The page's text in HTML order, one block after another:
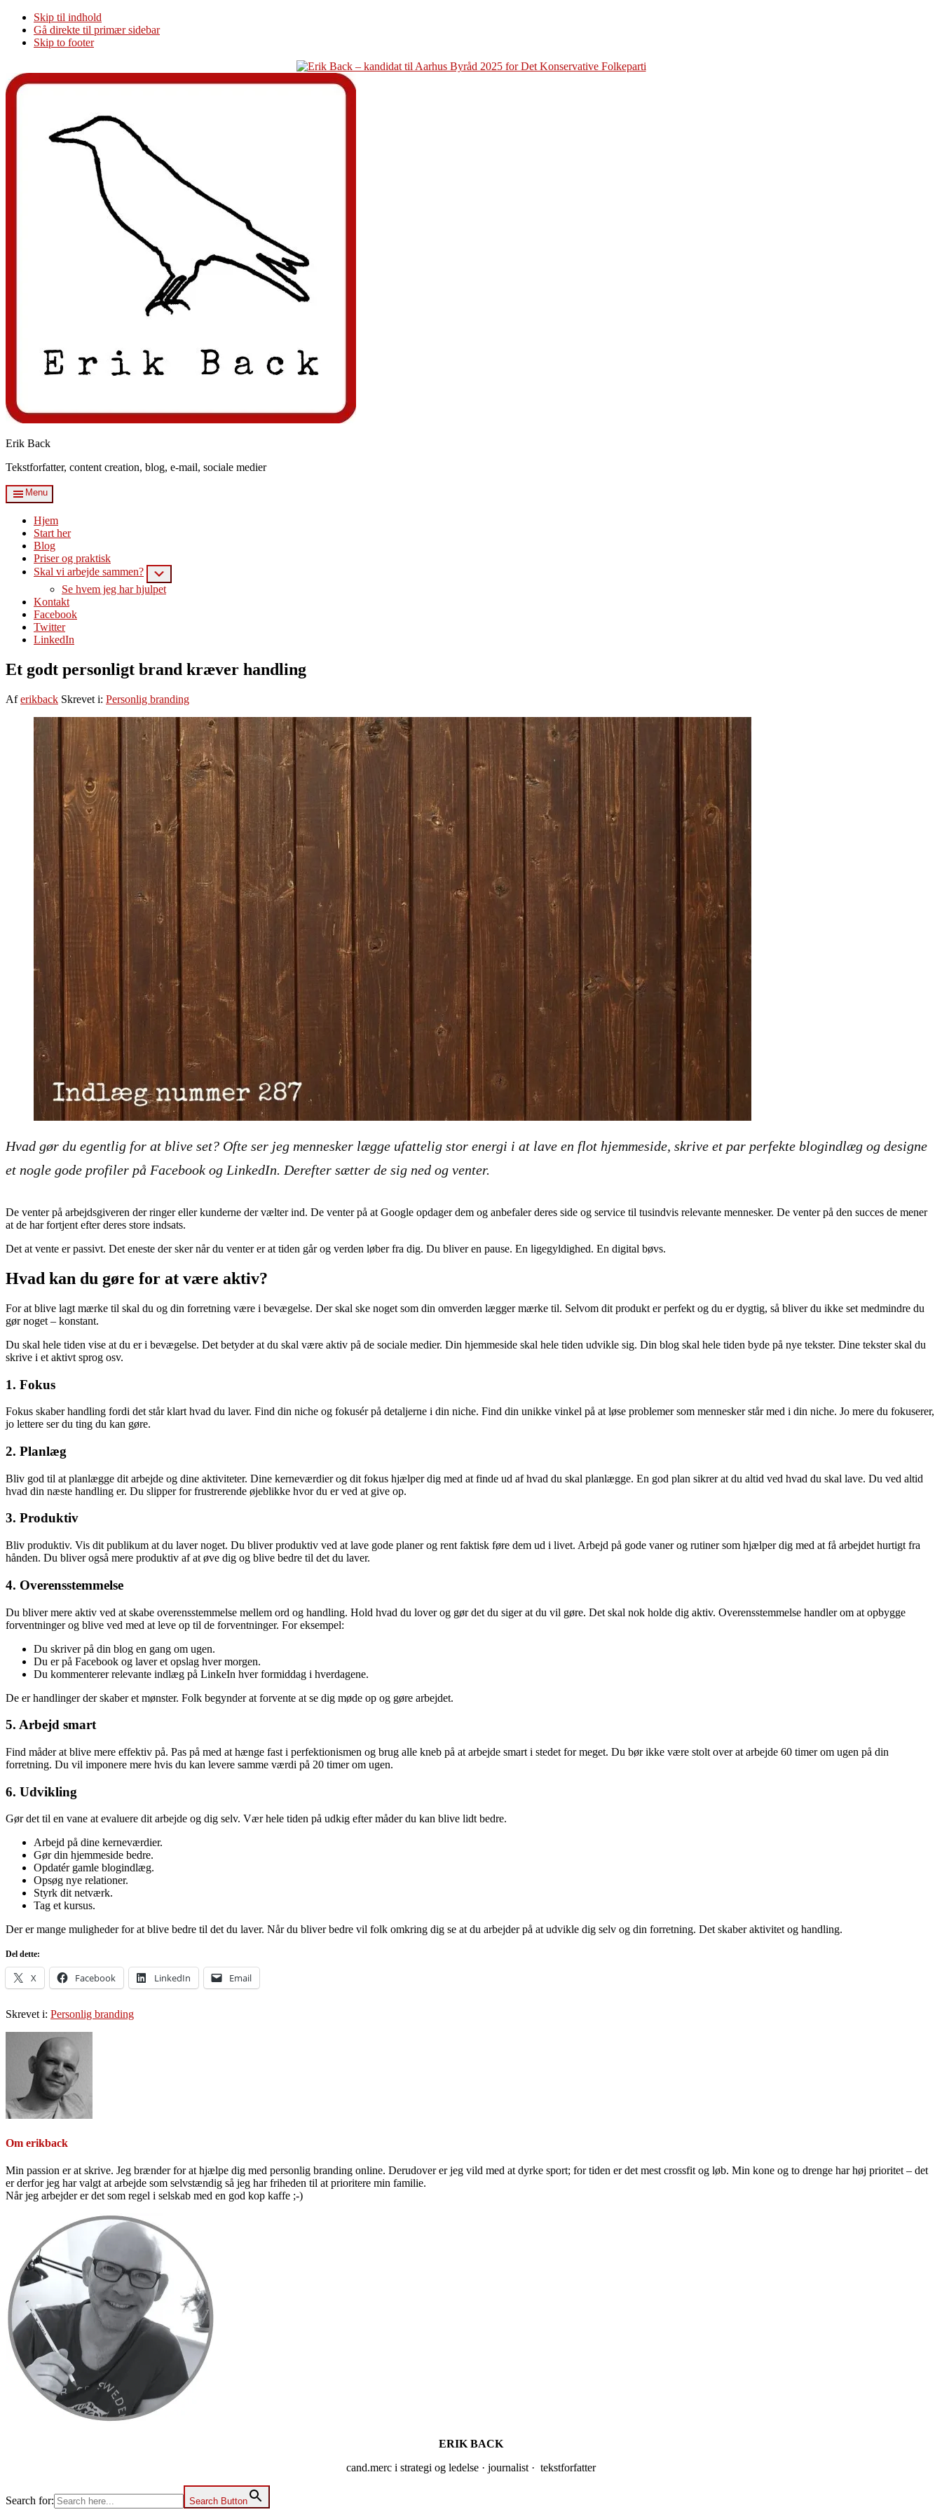
Skip til indhold
Gå direkte til primær sidebar
Skip to footer
Additional
menu
Erik Back
Tekstforfatter, content creation, blog, e-mail, sociale medier
Menu
Hjem
Start her
Blog
Priser og praktisk
Skal vi arbejde sammen?
Se hvem jeg har hjulpet
Kontakt
Facebook
Twitter
LinkedIn
Et godt personligt brand kræver handling
Aferikback Skrevet i: Personlig branding
Hvad gør du egentlig for at blive set? Ofte ser jeg mennesker lægge ufattelig stor energi i at lave en flot hjemmeside, skrive et par perfekte blogindlæg og designe
et nogle gode profiler på Facebook og LinkedIn. Derefter sætter de sig ned og venter.
De venter på arbejdsgiveren der ringer eller kunderne der vælter ind. De venter på at Google opdager dem og anbefaler deres side og service til tusindvis relevante mennesker. De venter på den succes de mener
at de har fortjent efter deres store indsats.
Det at vente er passivt. Det eneste der sker når du venter er at tiden går og verden løber fra dig. Du bliver en pause. En ligegyldighed. En digital bøvs.
Hvad kan du gøre for at være aktiv?
For at blive lagt mærke til skal du og din forretning være i bevægelse. Der skal ske noget som din omverden lægger mærke til. Selvom dit produkt er perfekt og du er dygtig, så bliver du ikke set medmindre du
gør noget – konstant.
Du skal hele tiden vise at du er i bevægelse. Det betyder at du skal være aktiv på de sociale medier. Din hjemmeside skal hele tiden udvikle sig. Din blog skal hele tiden byde på nye tekster. Dine tekster skal du
skrive i et aktivt sprog osv.
1. Fokus
Fokus skaber handling fordi det står klart hvad du laver. Find din niche og fokusér på detaljerne i din niche. Find din unikke vinkel på at løse problemer som mennesker står med i din niche. Jo mere du fokuserer,
jo lettere ser du ting du kan gøre.
2. Planlæg
Bliv god til at planlægge dit arbejde og dine aktiviteter. Dine kerneværdier og dit fokus hjælper dig med at finde ud af hvad du skal planlægge. En god plan sikrer at du altid ved hvad du skal lave. Du ved altid
hvad din næste handling er. Du slipper for frustrerende øjeblikke hvor du er ved at give op.
3. Produktiv
Bliv produktiv. Vis dit publikum at du laver noget. Du bliver produktiv ved at lave gode planer og rent faktisk føre dem ud i livet. Arbejd på gode vaner og rutiner som hjælper dig med at få arbejdet hurtigt fra
hånden. Du bliver også mere produktiv af at øve dig og blive bedre til det du laver.
4. Overensstemmelse
Du bliver mere aktiv ved at skabe overensstemmelse mellem ord og handling. Hold hvad du lover og gør det du siger at du vil gøre. Det skal nok holde dig aktiv. Overensstemmelse handler om at opbygge
forventninger og blive ved med at leve op til de forventninger. For eksempel:
Du skriver på din blog en gang om ugen.
Du er på Facebook og laver et opslag hver morgen.
Du kommenterer relevante indlæg på LinkeIn hver formiddag i hverdagene.
De er handlinger der skaber et mønster. Folk begynder at forvente at se dig møde op og gøre arbejdet.
5. Arbejd smart
Find måder at blive mere effektiv på. Pas på med at hænge fast i perfektionismen og brug alle kneb på at arbejde smart i stedet for meget. Du bør ikke være stolt over at arbejde 60 timer om ugen på din
forretning. Du vil imponere mere hvis du kan levere samme værdi på 20 timer om ugen.
6. Udvikling
Gør det til en vane at evaluere dit arbejde og dig selv. Vær hele tiden på udkig efter måder du kan blive lidt bedre.
Arbejd på dine kerneværdier.
Gør din hjemmeside bedre.
Opdatér gamle blogindlæg.
Opsøg nye relationer.
Styrk dit netværk.
Tag et kursus.
Der er mange muligheder for at blive bedre til det du laver. Når du bliver bedre vil folk omkring dig se at du arbejder på at udvikle dig selv og din forretning. Det skaber aktivitet og handling.
Del dette:
X Facebook LinkedIn Email
Skrevet i: Personlig branding
Om erikback
Min passion er at skrive. Jeg brænder for at hjælpe dig med personlig branding online. Derudover er jeg vild med at dyrke sport; for tiden er det mest crossfit og løb. Min kone og to drenge har høj prioritet – det
er derfor jeg har valgt at arbejde som selvstændig så jeg har friheden til at prioritere min familie.
Når jeg arbejder er det som regel i selskab med en god kop kaffe ;-)
Sidebar
ERIK BACK
cand.merc i strategi og ledelse · journalist · tekstforfatter
Search for: Search Button